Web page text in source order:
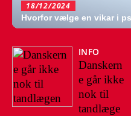
18/12/2024
Hvorfor vælge en vikar i
INFO
Danskern
e går ikke
nok til
tandlæge